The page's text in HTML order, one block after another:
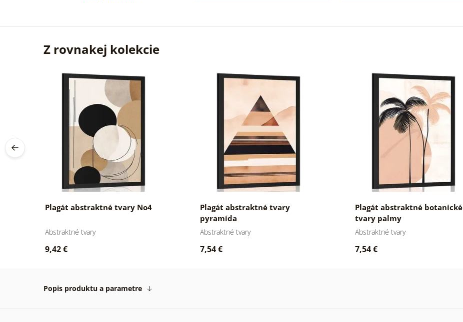
Z rovnakej kolekcie
Plagát abstraktné tvary No4
Abstraktné tvary
9,42 €
Plagát abstraktné tvary
pyramída
Abstraktné tvary
7,54 €
Plagát abstraktné botanické
tvary palmy
Abstraktné tvary
7,54 €
Popis produktu a parametre